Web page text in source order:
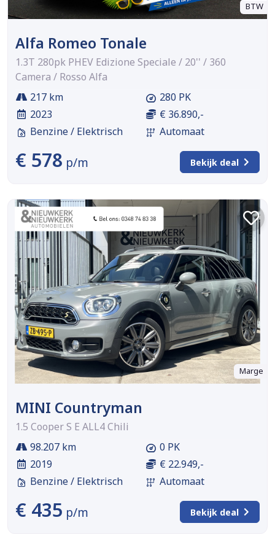
BTW
Alfa Romeo Tonale
1.3T 280pk PHEV Edizione Speciale / 20'' / 360
Camera / Rosso Alfa
217 km
2023
Benzine / Elektrisch
280 PK
€ 36.890,-
Automaat
€ 578 p/m Bekijk deal
Marge
MINI Countryman
1.5 Cooper S E ALL4 Chili
98.207 km
2019
Benzine / Elektrisch
0 PK
€ 22.949,-
Automaat
€ 435 p/m Bekijk deal